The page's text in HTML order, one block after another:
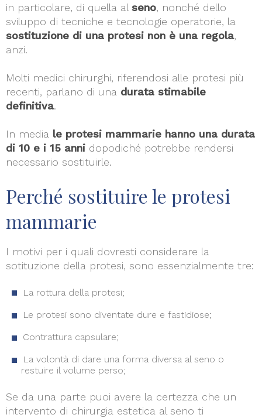
in particolare, di quella al seno, nonché dello
sviluppo di tecniche e tecnologie operatorie, la
sostituzione di una protesi non è una regola,
anzi.
Molti medici chirurghi, riferendosi alle protesi più
recenti, parlano di una durata stimabile
definitiva.
In media le protesi mammarie hanno una durata
di 10 e i 15 anni dopodiché potrebbe rendersi
necessario sostituirle.
Perché sostituire le protesi
mammarie
I motivi per i quali dovresti considerare la
sotituzione della protesi, sono essenzialmente tre:
La rottura della protesi;
Le protesi sono diventate dure e fastidiose;
Contrattura capsulare;
La volontà di dare una forma diversa al seno o
restuire il volume perso;
Se da una parte puoi avere la certezza che un
intervento di chirurgia estetica al seno ti